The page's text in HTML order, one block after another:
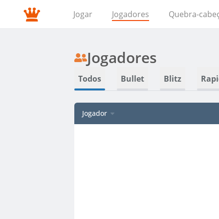
Jogar Jogadores Quebra-
Jogadores
Todos Bullet Blitz
Jogador